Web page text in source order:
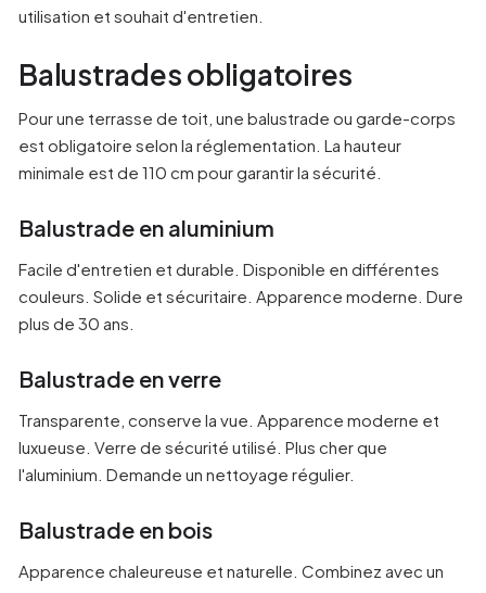
utilisation et souhait d'entretien.
Balustrades obligatoires
Pour une terrasse de toit, une balustrade ou garde-corps
est obligatoire selon la réglementation. La hauteur
minimale est de 110 cm pour garantir la sécurité.
Balustrade en aluminium
Facile d'entretien et durable. Disponible en différentes
couleurs. Solide et sécuritaire. Apparence moderne. Dure
plus de 30 ans.
Balustrade en verre
Transparente, conserve la vue. Apparence moderne et
luxueuse. Verre de sécurité utilisé. Plus cher que
l'aluminium. Demande un nettoyage régulier.
Balustrade en bois
Apparence chaleureuse et naturelle. Combinez avec un